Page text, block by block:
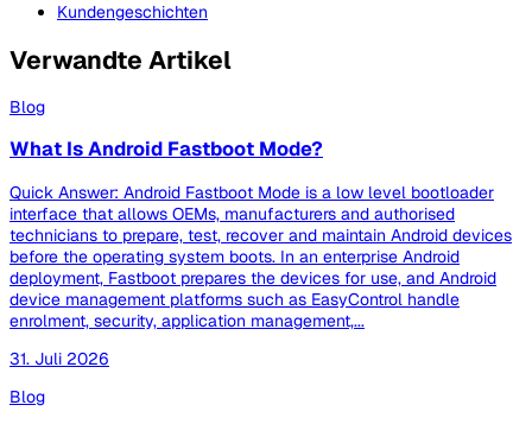
Kundengeschichten
Verwandte Artikel
Blog
What Is Android Fastboot Mode?
Quick Answer: Android Fastboot Mode is a low level bootloader
interface that allows OEMs, manufacturers and authorised
technicians to prepare, test, recover and maintain Android devices
before the operating system boots. In an enterprise Android
deployment, Fastboot prepares the devices for use, and Android
device management platforms such as EasyControl handle
enrolment, security, application management,...
31. Juli 2026
Blog